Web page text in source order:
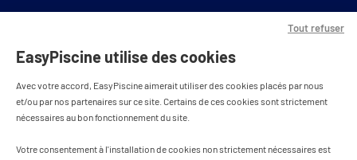
EasyPiscine utilise des cookies
Avec votre accord, EasyPiscine aimerait utiliser des cookies placés par nous
et/ou par nos partenaires sur ce site. Certains de ces cookies sont strictement
nécessaires au bon fonctionnement du site.
Votre consentement à l'installation de cookies non strictement nécessaires est
Tout refuser
PAIEMENT SÉCURISÉ